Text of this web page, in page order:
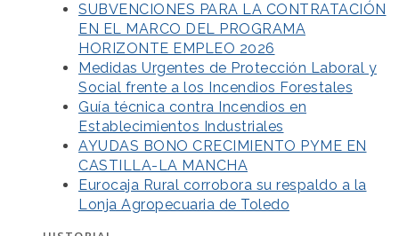
SUBVENCIONES PARA LA CONTRATACIÓN
EN EL MARCO DEL PROGRAMA
HORIZONTE EMPLEO 2026
Medidas Urgentes de Protección Laboral y
Social frente a los Incendios Forestales
Guía técnica contra Incendios en
Establecimientos Industriales
AYUDAS BONO CRECIMIENTO PYME EN
CASTILLA-LA MANCHA
Eurocaja Rural corrobora su respaldo a la
Lonja Agropecuaria de Toledo